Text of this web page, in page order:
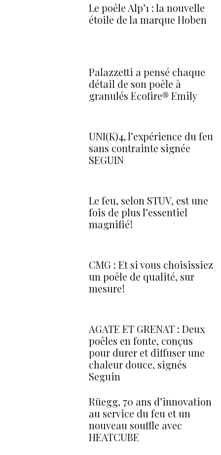
Le poêle Alp’1 : la nouvelle
étoile de la marque Hoben
Palazzetti a pensé chaque
détail de son poêle à
granulés Ecofire® Emily
UNI(K)4, l’expérience du feu
sans contrainte signée
SEGUIN
Le feu, selon STÛV, est une
fois de plus l’essentiel
magnifié !
CMG : Et si vous choisissiez
un poêle de qualité, sur
mesure !
AGATE ET GRENAT : Deux
poêles en fonte, conçus
pour durer et diffuser une
chaleur douce, signés
Seguin
Rüegg, 70 ans d’innovation
au service du feu et un
nouveau souffle avec
HEATCUBE